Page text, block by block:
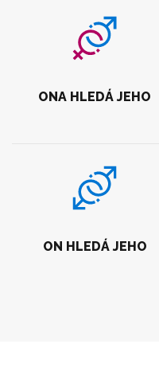
ONA HLEDÁ JEHO
ON HLEDÁ JEHO